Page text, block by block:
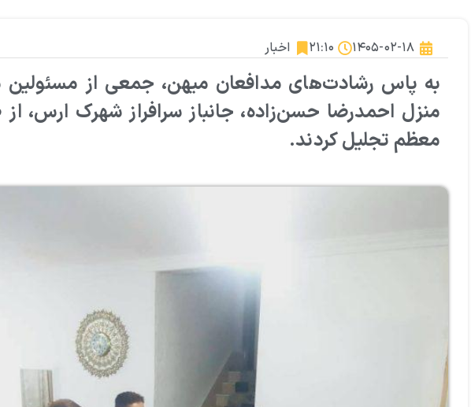
۱۴۰۵-۰۲-۱۸ ۲۱:۱۰ اخبار
به پاس رشادت‌های مدافعان میهن، جمعی از‌‌ مسئولین
منزل احمدرضا حسن‌زاده، جانباز سرافراز شهرک ارس، از
معظم تجلیل کردند.